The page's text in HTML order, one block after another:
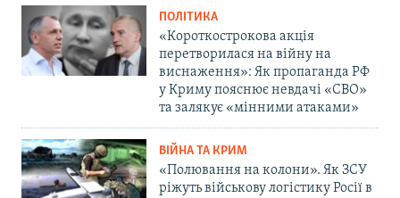
ПОЛІТИКА
«Короткострокова акція
перетворилася на війну на
виснаження»: Як пропаганда РФ
у Криму пояснює невдачі «СВО»
та залякує «мінними атаками»
ВІЙНА ТА КРИМ
«Полювання на колони». Як ЗСУ
ріжуть військову логістику Росії в